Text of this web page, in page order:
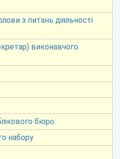
з питань діяльності
виконавчого
бюро
набору